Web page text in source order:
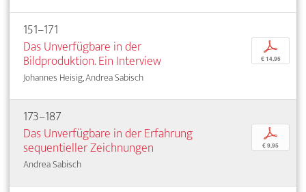
151–171
Das Unverfügbare in der
Bildproduktion. Ein Interview
Johannes Heisig, Andrea Sabisch
p
€ 14,95
173–187
Das Unverfügbare in der Erfahrung
sequentieller Zeichnungen
Andrea Sabisch
p
€ 9,95